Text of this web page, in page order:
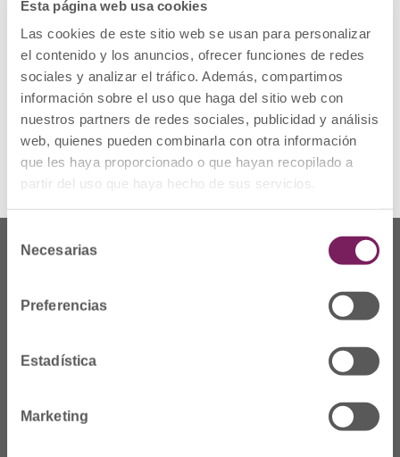
Esta página web usa cookies
Las cookies de este sitio web se usan para personalizar
el contenido y los anuncios, ofrecer funciones de redes
sociales y analizar el tráfico. Además, compartimos
información sobre el uso que haga del sitio web con
nuestros partners de redes sociales, publicidad y análisis
web, quienes pueden combinarla con otra información
que les haya proporcionado o que hayan recopilado a
partir del uso que haya hecho de sus servicios.
Necesarias
Preferencias
Estadística
Marketing
El fármaco comenzará a comercializarse por
primera vez en España el 2 de febrero.
La AEMPS publica datos y directrices que el
profesional debe comunicar y ayudar a
comprender.
Para ver la noticia completa pulsaaquí.